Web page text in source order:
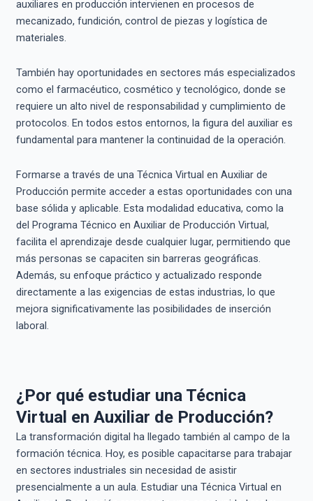
auxiliares en producción intervienen en procesos de
mecanizado, fundición, control de piezas y logística de
materiales.
También hay oportunidades en sectores más especializados
como el farmacéutico, cosmético y tecnológico, donde se
requiere un alto nivel de responsabilidad y cumplimiento de
protocolos. En todos estos entornos, la figura del auxiliar es
fundamental para mantener la continuidad de la operación.
Formarse a través de una Técnica Virtual en Auxiliar de
Producción permite acceder a estas oportunidades con una
base sólida y aplicable. Esta modalidad educativa, como la
del Programa Técnico en Auxiliar de Producción Virtual,
facilita el aprendizaje desde cualquier lugar, permitiendo que
más personas se capaciten sin barreras geográficas.
Además, su enfoque práctico y actualizado responde
directamente a las exigencias de estas industrias, lo que
mejora significativamente las posibilidades de inserción
laboral.
¿Por qué estudiar una Técnica
Virtual en Auxiliar de Producción?
La transformación digital ha llegado también al campo de la
formación técnica. Hoy, es posible capacitarse para trabajar
en sectores industriales sin necesidad de asistir
presencialmente a un aula. Estudiar una Técnica Virtual en